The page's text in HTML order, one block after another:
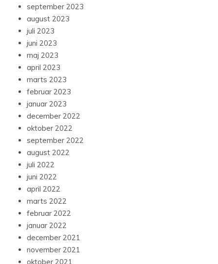
september 2023
august 2023
juli 2023
juni 2023
maj 2023
april 2023
marts 2023
februar 2023
januar 2023
december 2022
oktober 2022
september 2022
august 2022
juli 2022
juni 2022
april 2022
marts 2022
februar 2022
januar 2022
december 2021
november 2021
oktober 2021